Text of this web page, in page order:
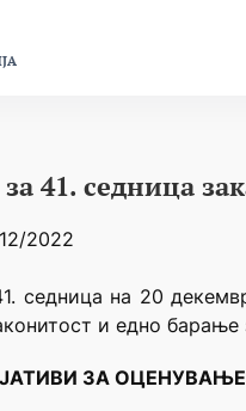
41. седница
2022
седница на 20
и едно
ЗА